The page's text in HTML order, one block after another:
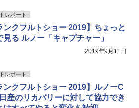
レポート
ンクフルトショー 2019】ちょっと
見る ルノー「キャプチャー」
2019年9月11日
レポート
ンクフルトショー 2019】ルノーC
産のリカバリーに対して協力でき